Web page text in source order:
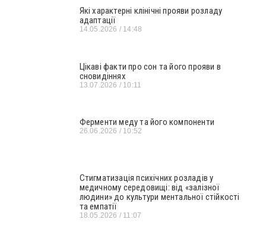
Які характерні клінічні прояви розладу
адаптації
14.05.2026 14:48
Цікаві факти про сон та його прояви в
сновидіннях
13.07.2026 10:11
Ферменти меду та його компоненти
26.06.2026 10:52
Стигматизація психічних розладів у
медичному середовищі: від «залізної
людини» до культури ментальної стійкості
та емпатії
18.05.2026 11:07